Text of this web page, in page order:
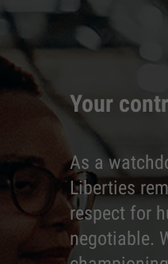
Your
As a
Liberties
respect for
negotiable.